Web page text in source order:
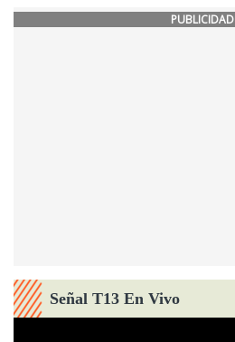
PUBLICIDAD
Señal T13 En Vivo